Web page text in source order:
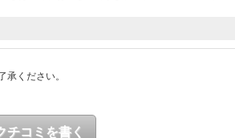
ください。
チコミを書く